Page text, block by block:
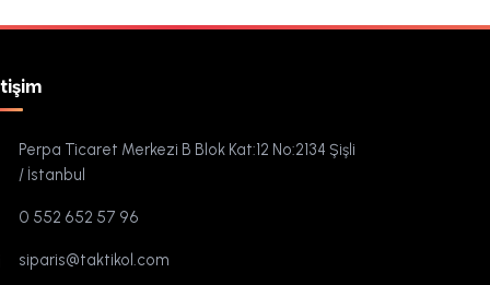
Perpa Ticaret Merkezi B Blok Kat:12 No:2134 Şişli
/ İstanbul
0 552 652 57 96
siparis@taktikol.com